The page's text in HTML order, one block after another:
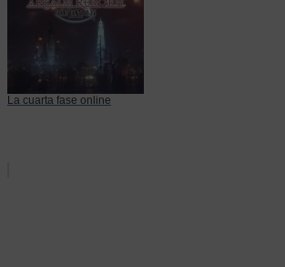
La cuarta fase online